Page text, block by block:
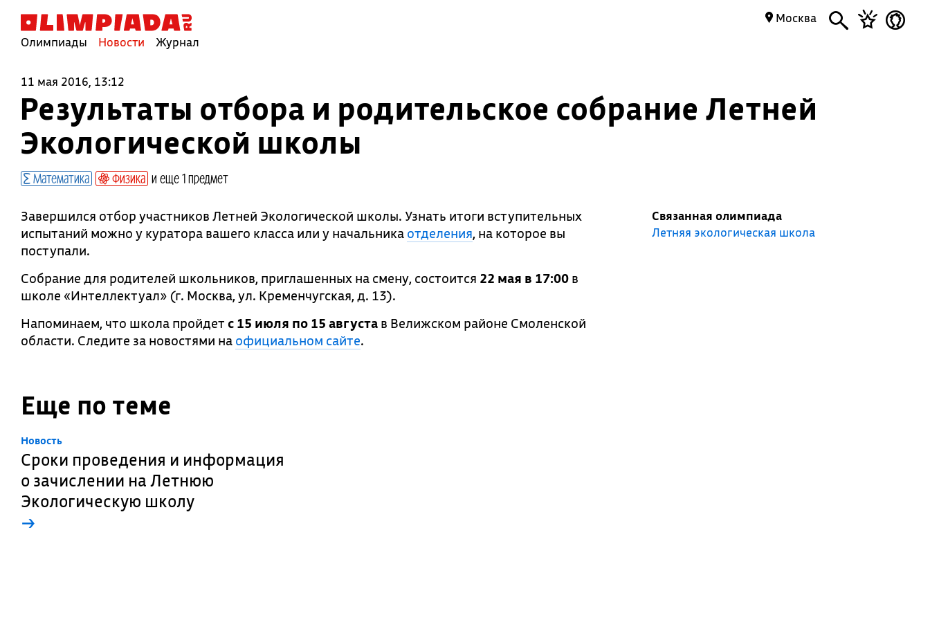
Олимпиады Новости Журнал
Москва
11 мая 2016, 13:12
Результаты отбора и родительское собрание Летней
Экологической школы
Математика Физика и еще 1 предмет
Завершился отбор участников Летней Экологической школы. Узнать итоги вступительных
испытаний можно у куратора вашего класса или у начальника отделения, на которое вы
поступали.
Собрание для родителей школьников, приглашенных на смену, состоится 22 мая в 17:00 в
школе «Интеллектуал» (г. Москва, ул. Кременчугская, д. 13).
Напоминаем, что школа пройдет с 15 июля по 15 августа в Велижском районе Смоленской
области. Следите за новостями на официальном сайте.
Связанная олимпиада
Летняя экологическая школа
Еще по теме
Новость
Сроки проведения и информация
о зачислении на Летнюю
Экологическую школу
→